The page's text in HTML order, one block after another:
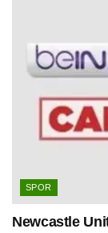
SPOR
Newcastle